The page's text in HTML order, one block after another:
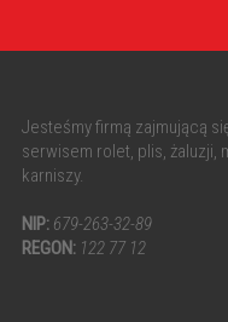
Jesteśmy firmą zajmującą
serwisem rolet, plis, żaluzji,
karniszy.
NIP: 679-263-32-89
REGON: 122 77 12